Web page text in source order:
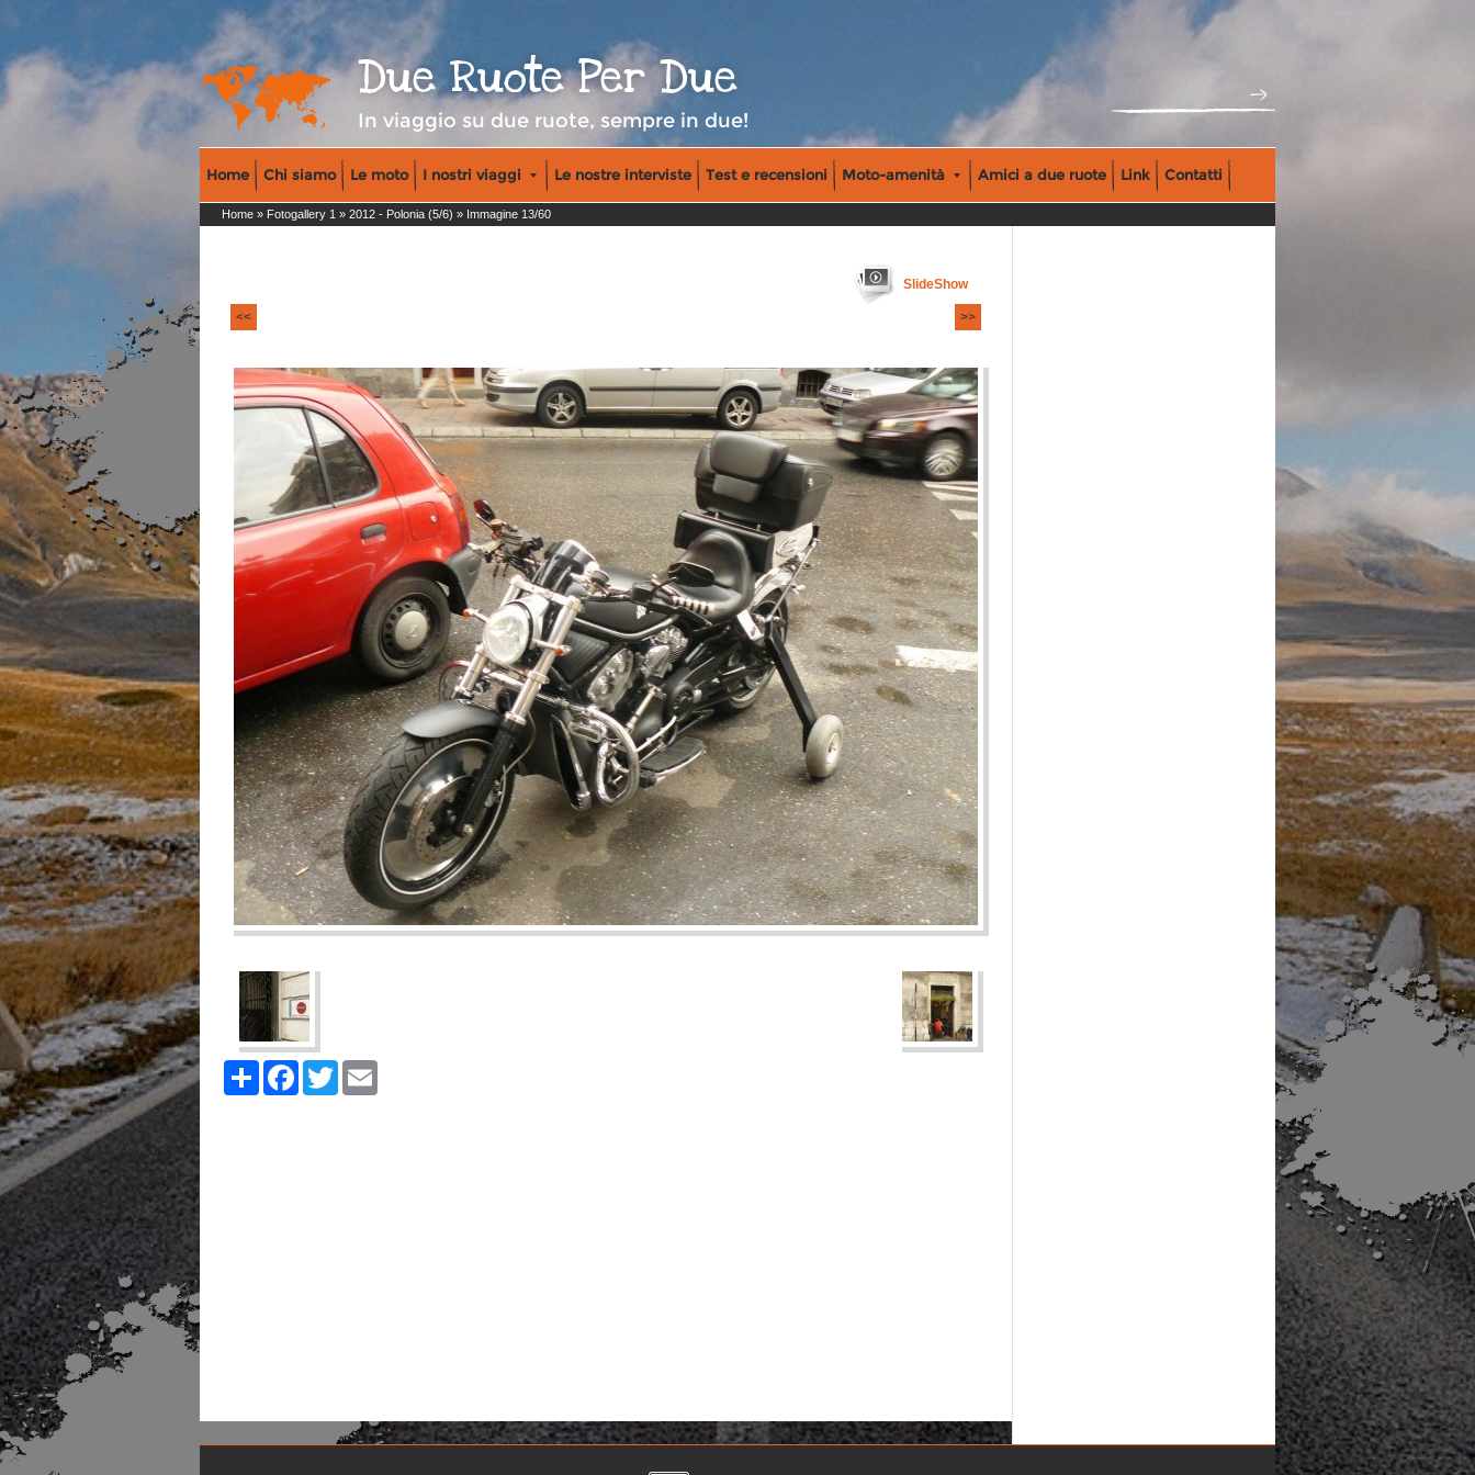
Due Ruote Per Due
In viaggio su due ruote, sempre in due!
Home Chi siamo Le moto I nostri viaggi Le nostre interviste Test e recensioni Moto-amenità Amici a due ruote Link Contatti
Home » Fotogallery 1 » 2012 - Polonia (5/6) » Immagine 13/60
SlideShow
<< >>
Share FacebookTwitter